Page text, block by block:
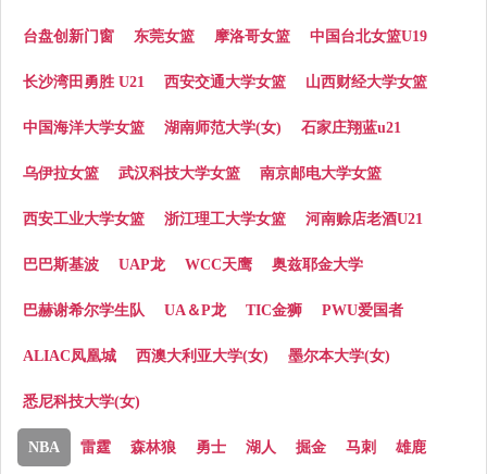
台盘创新门窗 东莞女篮 摩洛哥女篮 中国台北女篮U19
长沙湾田勇胜 U21 西安交通大学女篮 山西财经大学女篮
中国海洋大学女篮 湖南师范大学(女) 石家庄翔蓝u21
乌伊拉女篮 武汉科技大学女篮 南京邮电大学女篮
西安工业大学女篮 浙江理工大学女篮 河南赊店老酒U21
巴巴斯基波 UAP龙 WCC天鹰 奥兹耶金大学
巴赫谢希尔学生队 UA＆P龙 TIC金狮 PWU爱国者
ALIAC凤凰城 西澳大利亚大学(女) 墨尔本大学(女)
悉尼科技大学(女)
NBA 雷霆 森林狼 勇士 湖人 掘金 马刺 雄鹿